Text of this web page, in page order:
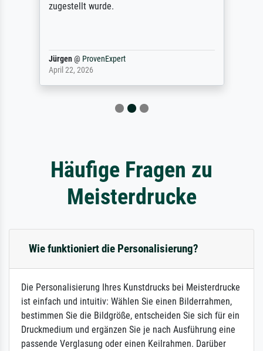
zugestellt wurde.
Jürgen@ ProvenExpert
April 22, 2026
Häufige Fragen zu
Meisterdrucke
Wie funktioniert die Personalisierung?
Die Personalisierung Ihres Kunstdrucks bei Meisterdrucke
ist einfach und intuitiv: Wählen Sie einen Bilderrahmen,
bestimmen Sie die Bildgröße, entscheiden Sie sich für ein
Druckmedium und ergänzen Sie je nach Ausführung eine
passende Verglasung oder einen Keilrahmen. Darüber